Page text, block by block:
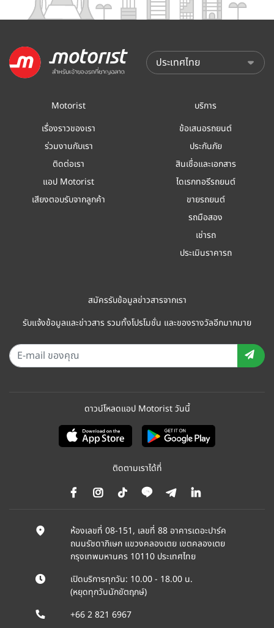
Motorist
เรื่องราวของเรา
ร่วมงานกับเรา
ติดต่อเรา
แอป Motorist
เสียงตอบรับจากลูกค้า
บริการ
ข้อเสนอรถยนต์
ประกันภัย
สินเชื่อและเอกสาร
ไดเรกทอรีรถยนต์
ขายรถยนต์
รถมือสอง
เช่ารถ
ประเมินราคารถ
สมัครรับข้อมูลข่าวสารจากเรา
รับแจ้งข้อมูลและข่าวสาร รวมทั้งโปรโมชั่น และของรางวัลอีกมากมาย
ดาวน์โหลดแอป Motorist วันนี้
ติดตามเราได้ที่
ห้องเลขที่ 08-151, เลขที่ 88 อาคารเดอะปาร์ค
ถนนรัชดาภิเษก แขวงคลองเตย เขตคลองเตย
กรุงเทพมหานคร 10110 ประเทศไทย
เปิดบริการทุกวัน: 10.00 - 18.00 น.
(หยุดทุกวันนักขัตฤกษ์)
+66 2 821 6967